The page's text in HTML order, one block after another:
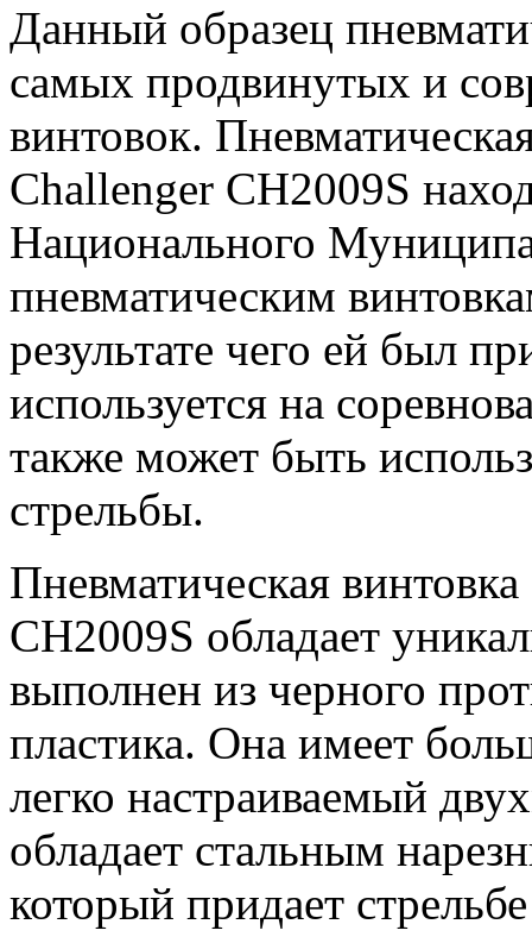
Данный образец
самых продвинутых и
винтовок.
Challenger CH2009S
Национального
пневматическим
результате чего ей был
используется на
также может быть
стрельбы.
Пневматическая
CH2009S обладает
выполнен из черного
пластика. Она имеет
легко настраиваемый
обладает стальным
который придает